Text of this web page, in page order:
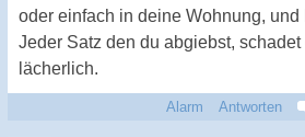
oder einfach in deine Wohnung,
Jeder Satz den du abgiebst,
lächerlich.
Alarm Antworten